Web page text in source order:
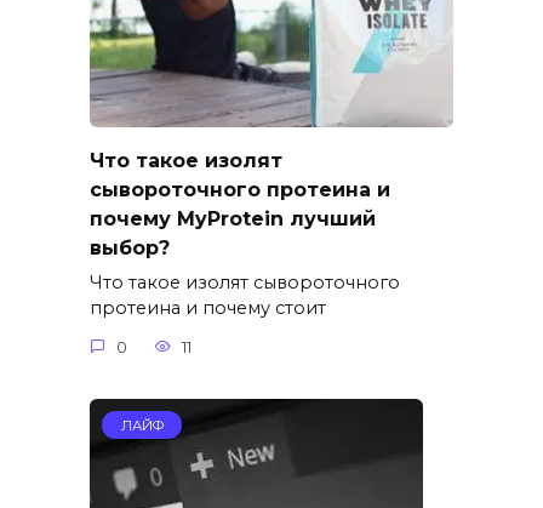
Что такое изолят
сывороточного протеина и
почему MyProtein лучший
выбор?
Что такое изолят сывороточного
протеина и почему стоит
0 11
ЛАЙФ